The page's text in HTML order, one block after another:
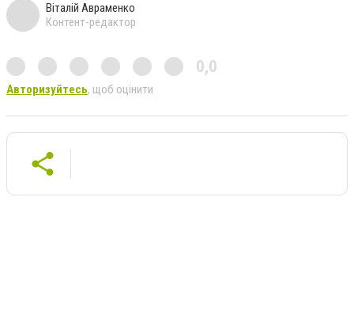
Віталій Авраменко
Контент-редактор
0,0
Авторизуйтесь, щоб оцінити